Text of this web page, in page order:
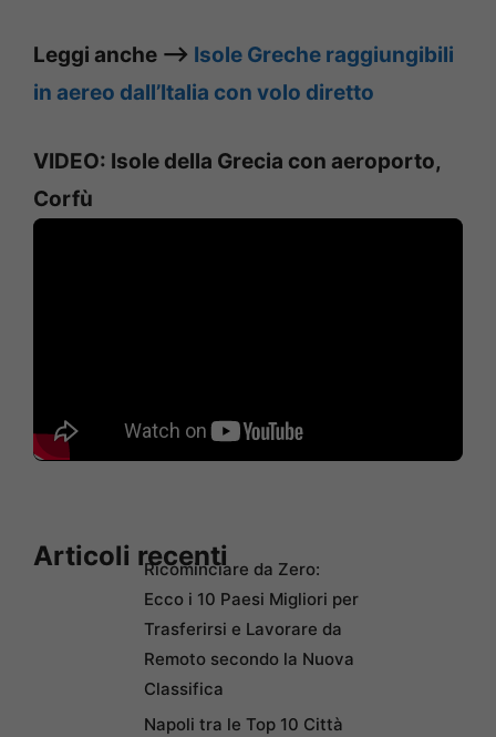
Leggi anche –> Isole Greche raggiungibili
in aereo dall’Italia con volo diretto
VIDEO: Isole della Grecia con aeroporto,
Corfù
Articoli recentiRicominciare da Zero:
Ecco i 10 Paesi Migliori per
Trasferirsi e Lavorare da
Remoto secondo la Nuova
Classifica
Napoli tra le Top 10 Città